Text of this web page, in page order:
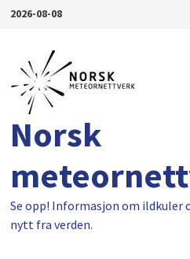
Gå2026-08-08
Norsk
Se opp! Informasjon om ildkuler
nytt fra verden.